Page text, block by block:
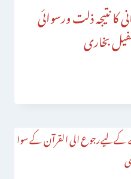
کا نتیجہ ذلت ورسوائی
بخاری